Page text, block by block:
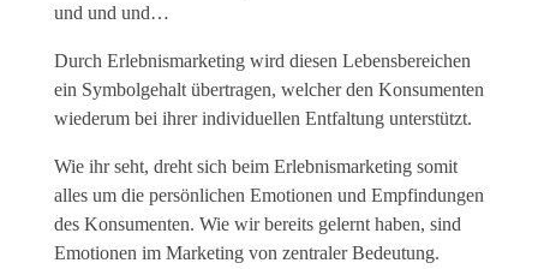
und und und…
Durch Erlebnismarketing wird diesen Lebensbereichen
ein Symbolgehalt übertragen, welcher den Konsumenten
wiederum bei ihrer individuellen Entfaltung unterstützt.
Wie ihr seht, dreht sich beim Erlebnismarketing somit
alles um die persönlichen Emotionen und Empfindungen
des Konsumenten. Wie wir bereits gelernt haben, sind
Emotionen im Marketing von zentraler Bedeutung.